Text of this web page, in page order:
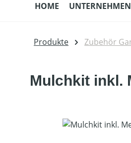
HOME UNTERNEHMEN
Produkte Zubehör
Mulchkit inkl.
Bildergalerie überspringen